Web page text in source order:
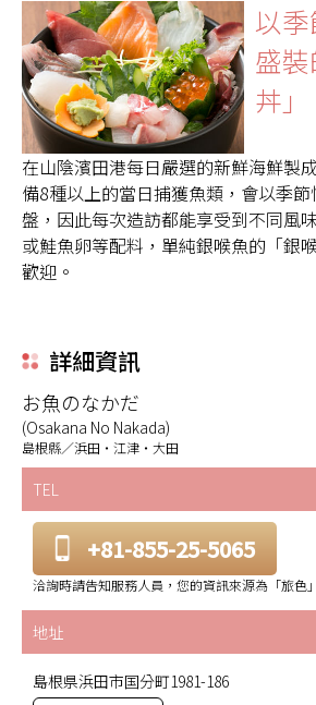
以
盛
丼」
在山陰濱田港每日嚴選的新鮮海鮮製
備8種以上的當日捕獲魚類，會以季
盤，因此每次造訪都能享受到不同風
或鮭魚卵等配料，單純銀喉魚的「銀
歡迎。
詳細資訊
お魚のなかだ
(Osakana No Nakada)
島根縣／浜田・江津・大田
TEL
+81-855-25-5065
洽詢時請告知服務人員，您的資訊來源為「旅色
地址
島根県浜田市国分町1981-186